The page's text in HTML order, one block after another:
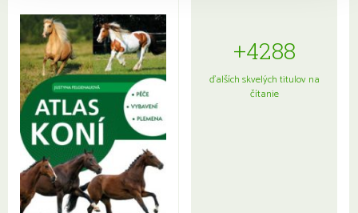
+4288
ďalších skvelých titulov na
čítanie